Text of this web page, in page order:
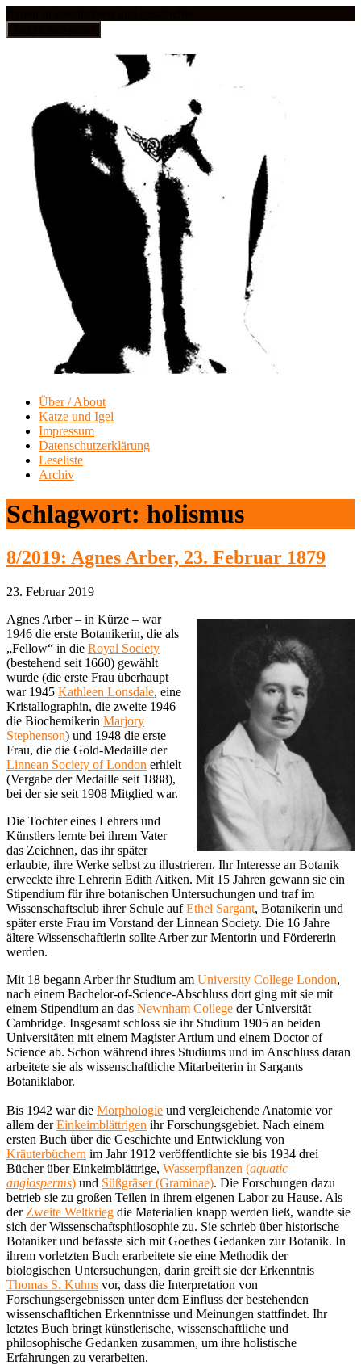
Über / About
Katze und Igel
Impressum
Datenschutzerklärung
Leseliste
Archiv
Schlagwort: holismus
8/2019: Agnes Arber, 23. Februar 1879
23. Februar 2019
Agnes Arber – in Kürze – war
1946 die erste Botanikerin, die als
„Fellow“ in die Royal Society
(bestehend seit 1660) gewählt
wurde (die erste Frau überhaupt
war 1945 Kathleen Lonsdale, eine
Kristallographin, die zweite 1946
die Biochemikerin Marjory
Stephenson) und 1948 die erste
Frau, die die Gold-Medaille der
Linnean Society of London erhielt
(Vergabe der Medaille seit 1888),
bei der sie seit 1908 Mitglied war.
Die Tochter eines Lehrers und
Künstlers lernte bei ihrem Vater
das Zeichnen, das ihr später
erlaubte, ihre Werke selbst zu illustrieren. Ihr Interesse an Botanik
erweckte ihre Lehrerin Edith Aitken. Mit 15 Jahren gewann sie ein
Stipendium für ihre botanischen Untersuchungen und traf im
Wissenschaftsclub ihrer Schule aufEthel Sargant, Botanikerin und
später erste Frau im Vorstand der Linnean Society. Die 16 Jahre
ältere Wissenschaftlerin sollte Arber zur Mentorin und Fördererin
werden.
Mit 18 begann Arber ihr Studium am University College London,
nach einem Bachelor-of-Science-Abschluss dort ging mit sie mit
einem Stipendium an das Newnham College der Universität
Cambridge. Insgesamt schloss sie ihr Studium 1905 an beiden
Universitäten mit einem Magister Artium und einem Doctor of
Science ab. Schon während ihres Studiums und im Anschluss daran
arbeitete sie als wissenschaftliche Mitarbeiterin in Sargants
Botaniklabor.
Bis 1942 war die Morphologie und vergleichende Anatomie vor
allem derEinkeimblättrigen ihr Forschungsgebiet. Nach einem
ersten Buch über die Geschichte und Entwicklung von
Kräuterbüchern im Jahr 1912 veröffentlichte sie bis 1934 drei
Bücher über Einkeimblättrige, Wasserpflanzen (aquatic
angiosperms) und Süßgräser (Graminae). Die Forschungen dazu
betrieb sie zu großen Teilen in ihrem eigenen Labor zu Hause. Als
der Zweite Weltkrieg die Materialien knapp werden ließ, wandte sie
sich der Wissenschaftsphilosophie zu. Sie schrieb über historische
Botaniker und befasste sich mit Goethes Gedanken zur Botanik. In
ihrem vorletzten Buch erarbeitete sie eine Methodik der
biologischen Untersuchungen, darin greift sie der Erkenntnis
Thomas S. Kuhns vor, dass die Interpretation von
Forschungsergebnissen unter dem Einfluss der bestehenden
wissenschafltichen Erkenntnisse und Meinungen stattfindet. Ihr
letztes Buch bringt künstlerische, wissenschaftliche und
philosophische Gedanken zusammen, um ihre holistische
Erfahrungen zu verarbeiten.